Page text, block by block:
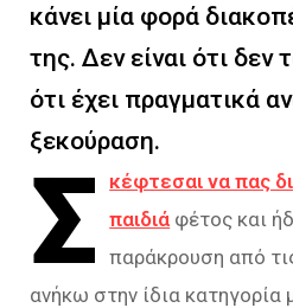
κάνει μία φορά
της. Δεν είναι ότι δεν
ότι έχει πραγματικά
ξεκούραση.
Σ
κέφτεσαι να πας
παιδιά φέτος και
παράκρουση από
ανήκω στην ίδια